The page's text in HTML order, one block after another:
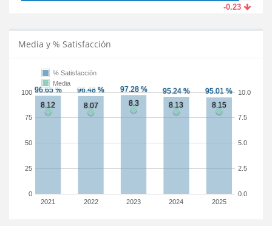
-0.23
Media y % Satisfacción
2021 2022 2023 2024 2025
0
25
50
75
100
0.0
2.5
5.0
7.5
10.0
% Satisfacción
Media